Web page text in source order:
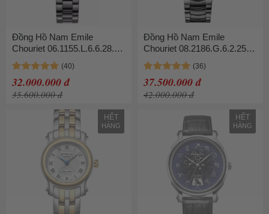
Đồng Hồ Nam Emile
Chouriet 06.1155.L.6.6.28.6
40mm Sang Trọng Mặt Bạc,
Chất Liệu Thép Cao Cấp,
Chống Nước 30m, Quà
Tặng Hoàn Hảo.
32.000.000 đ
35.600.000 đ
Đồng Hồ Nam Emile
Chouriet 08.2186.G.6.2.25.6
42mm – Sang Trọng, Chống
Xước, Thép Không Gỉ, Lịch
Ngày, Phong Cách Hiện Đại
từ Thụy Sĩ
37.500.000 đ
42.000.000 đ
HẾT
HÀNG
HẾT
HÀNG